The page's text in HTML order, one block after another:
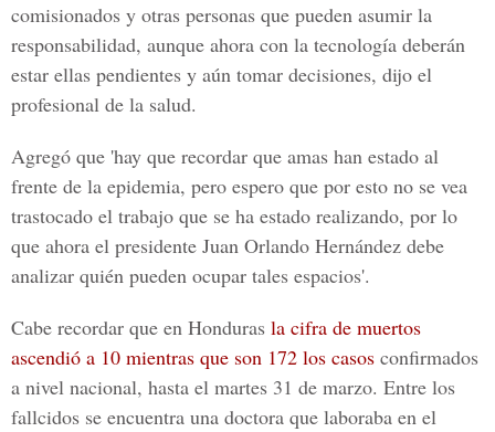
comisionados y otras personas que pueden asumir la
responsabilidad, aunque ahora con la tecnología deberán
estar ellas pendientes y aún tomar decisiones, dijo el
profesional de la salud.
Agregó que 'hay que recordar que amas han estado al
frente de la epidemia, pero espero que por esto no se vea
trastocado el trabajo que se ha estado realizando, por lo
que ahora el presidente Juan Orlando Hernández debe
analizar quién pueden ocupar tales espacios'.
Cabe recordar que en Honduras la cifra de muertos
ascendió a 10 mientras que son 172 los casos confirmados
a nivel nacional, hasta el martes 31 de marzo. Entre los
fallcidos se encuentra una doctora que laboraba en el